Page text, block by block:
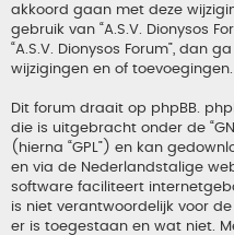
akkoord gaan met deze
gebruik van “A.S.V. Dionysos
“A.S.V. Dionysos Forum”, dan
wijzigingen en of toevoegingen.
Dit forum draait op phpBB.
die is uitgebracht onder de “
(hierna “GPL”) en kan
en via de Nederlandstalige
software faciliteert
is niet verantwoordelijk voor
er is toegestaan en wat niet.